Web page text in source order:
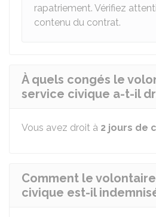
rapatriement. Vérifiez
contenu du contrat.
À quels congés le
service civique a-t-il
Vous avez droit à 2 jours de
Comment le
civique est-il